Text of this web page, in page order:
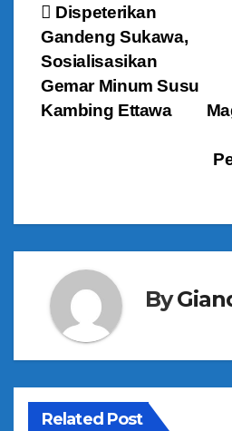
N
a
v
s
p
o
s
Dispeterikan
Gandeng Sukawa,
Sosialisasikan
Gemar Minum Susu
Kambing Ettawa
By
Related Post